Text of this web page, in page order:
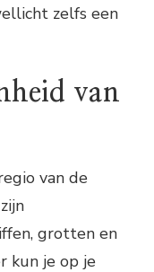
zelfs een
van
van de
grotten en
kun je op je